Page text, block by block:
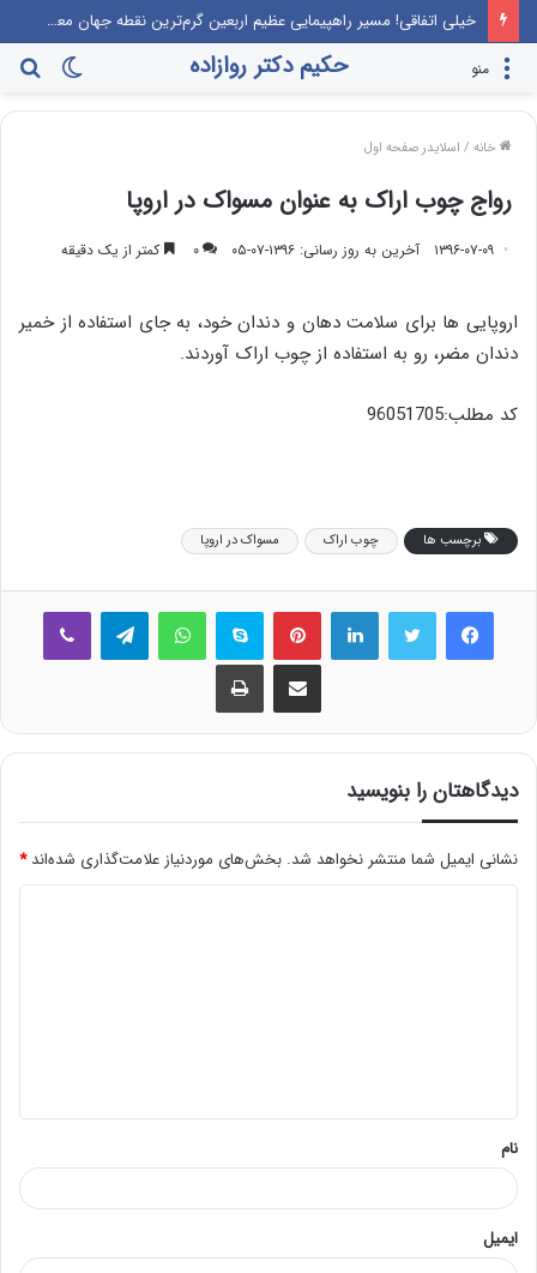
خیلی اتفاقی! مسیر راهپیمایی عظیم اربعین گرم‌ترین نقطه جهان معرفی می‌شود!
تغییر
پوسته
حکیم دکتر روازاده منو
خانه / اسلایدر صفحه اول
رواج چوب اراک به عنوان مسواک در اروپا
۱۳۹۶-۰۷-۰۹ آخرین به روز رسانی: ۱۳۹۶-۰۷-۰۵ ۰ کمتر از یک دقیقه
اروپایی ها برای سلامت دهان و دندان خود، به جای استفاده از خمیر
دندان مضر، رو به استفاده از چوب اراک آوردند.
کد مطلب:96051705
برچسب ها چوب اراک مسواک در اروپا
فیس بوک لینکدین ‫پین‌ترست اسکایپ واتس آپ
اشتراک گذاری از طریق ایمیل چاپ
دیدگاهتان را بنویسید
نشانی ایمیل شما منتشر نخواهد شد. بخش‌های موردنیاز علامت‌گذاری شده‌اند*
*
نام
ایمیل